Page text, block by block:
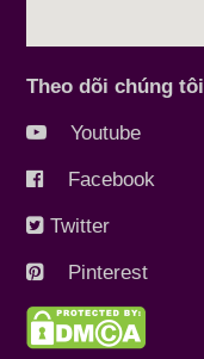
Theo dõi chúng tôi
Youtube
Facebook
Twitter
Pinterest